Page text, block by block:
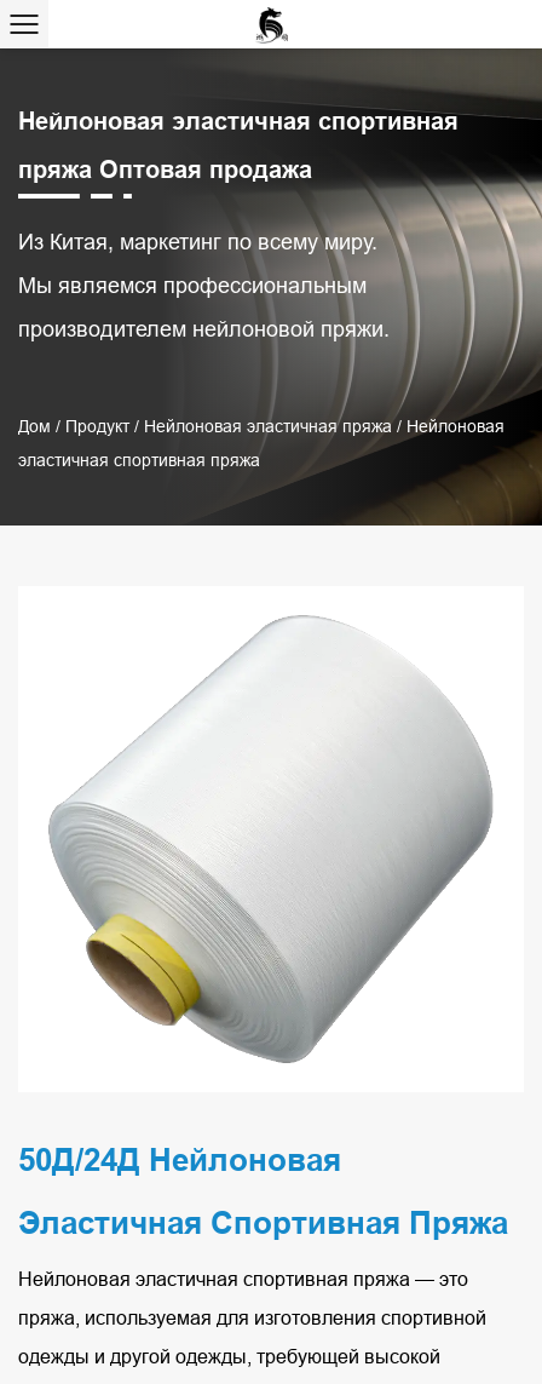
Нейлоновая эластичная спортивная
пряжа Оптовая продажа
Из Китая, маркетинг по всему миру.
Мы являемся профессиональным
производителем нейлоновой пряжи.
Дом / Продукт/ Нейлоновая эластичная пряжа / Нейлоновая
эластичная спортивная пряжа
50Д/24Д Нейлоновая
Эластичная Спортивная Пряжа
Нейлоновая эластичная спортивная пряжа — это
пряжа, используемая для изготовления спортивной
одежды и другой одежды, требующей высокой